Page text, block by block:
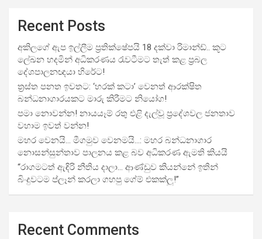
Recent Posts
අකිලගේ ඇප ඉල්ලීම ප්‍රතික්ෂේපයි 18 දක්වා රිමාන්ඩ්.. කූට
ලේඛන හදමින් අධිකරණය රැවටීමට තැත් කළ ප්‍රබල
දේශපාලනඥයා හිරේට!
ත්‍රස්ත පනත ඉවතට: ‘හරක් කටා’ වෙනත් ආරක්ෂිත
බන්ධනාගාරයකට මාරු කිරීමට නියෝග!
පමා නොවන්න! නායයෑම් රතු එළි දැල්වූ ප්‍රදේශවල ජනතාව
වහාම ඉවත් වන්න!
මහර වෙනයි… මීගමුව වෙනමයි…: මහර බන්ධනාගාර
නොසන්සුන්තාව පාලනය කළ බව අධිකරණ ඇමති කියයි
“රාගමටත් ඇඳිරි නීතිය දාලා… ආණ්ඩුව කියන්නේ ඉතින්
බිංදුවටම ප්ලෑන් කරලා ගහපු ගේම් එකක්ලු!”
Recent Comments